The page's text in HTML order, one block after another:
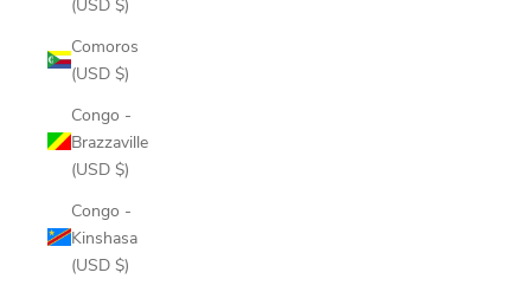
Comoros
(USD $)
Congo -
Brazzaville
(USD $)
Congo -
Kinshasa
(USD $)